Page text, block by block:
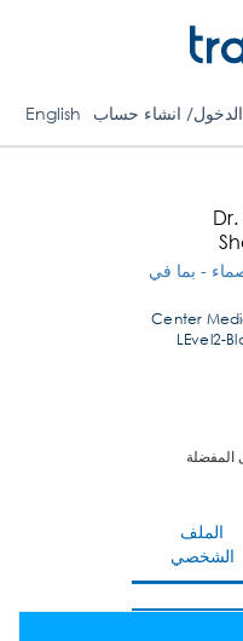
انشاء حساب English
- بما في
Center
LEvel2-
المفضلة
الملف
الشخصي